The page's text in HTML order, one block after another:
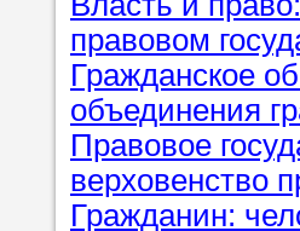
заявку на
то в поле
укажите как
чтобы мы
самого
репетитора.
правовом
Гражданское
объединения
Правовое
верховенство
Гражданин: